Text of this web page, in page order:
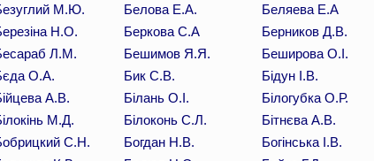
М.Ю.
Белова Е.А.
Беляева Е.А
Н.О.
Беркова С.А
Берников Д.В.
Л.М.
Бешимов Я.Я.
Беширова О.І.
О.А.
Бик С.В.
Бідун І.В.
А.В.
Білань О.І.
Білогубка О.Р.
М.Д.
Білоконь С.Л.
Бітнєва А.В.
С.Н.
Богдан Н.В.
Богінська І.В.